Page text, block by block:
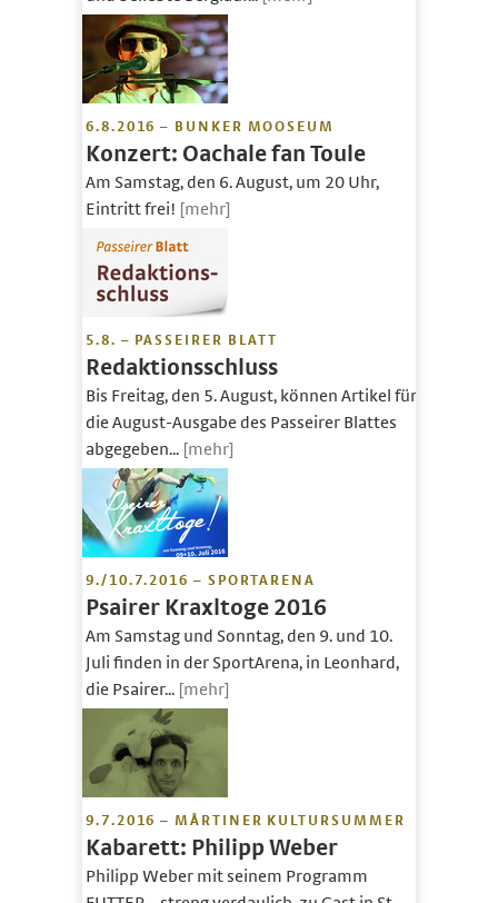
6.8.2016 – BUNKER MOOSEUM
Konzert: Oachale fan Toule
Am Samstag, den 6. August, um 20 Uhr,
Eintritt frei! [mehr]
5.8. – PASSEIRER BLATT
Redaktionsschluss
Bis Freitag, den 5. August, können Artikel für
die August-Ausgabe des Passeirer Blattes
abgegeben... [mehr]
9./10.7.2016 – SPORTARENA
Psairer Kraxltoge 2016
Am Samstag und Sonntag, den 9. und 10.
Juli finden in der SportArena, in Leonhard,
die Psairer... [mehr]
9.7.2016 – MÅRTINER KULTURSUMMER
Kabarett: Philipp Weber
Philipp Weber mit seinem Programm